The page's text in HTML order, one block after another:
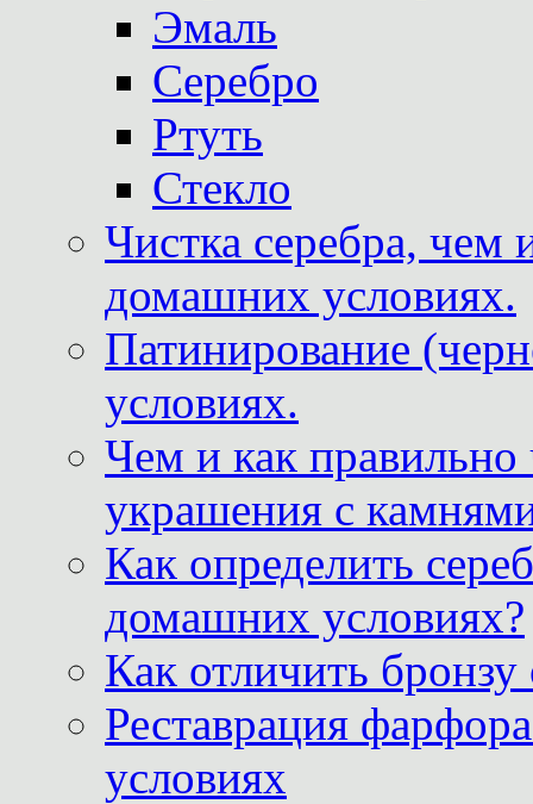
Эмаль
Серебро
Ртуть
Стекло
Чистка серебра, чем
домашних условиях.
Патинирование
условиях.
Чем и как
украшения с
Как определить
домашних условиях?
Как отличить
Реставрация
условиях